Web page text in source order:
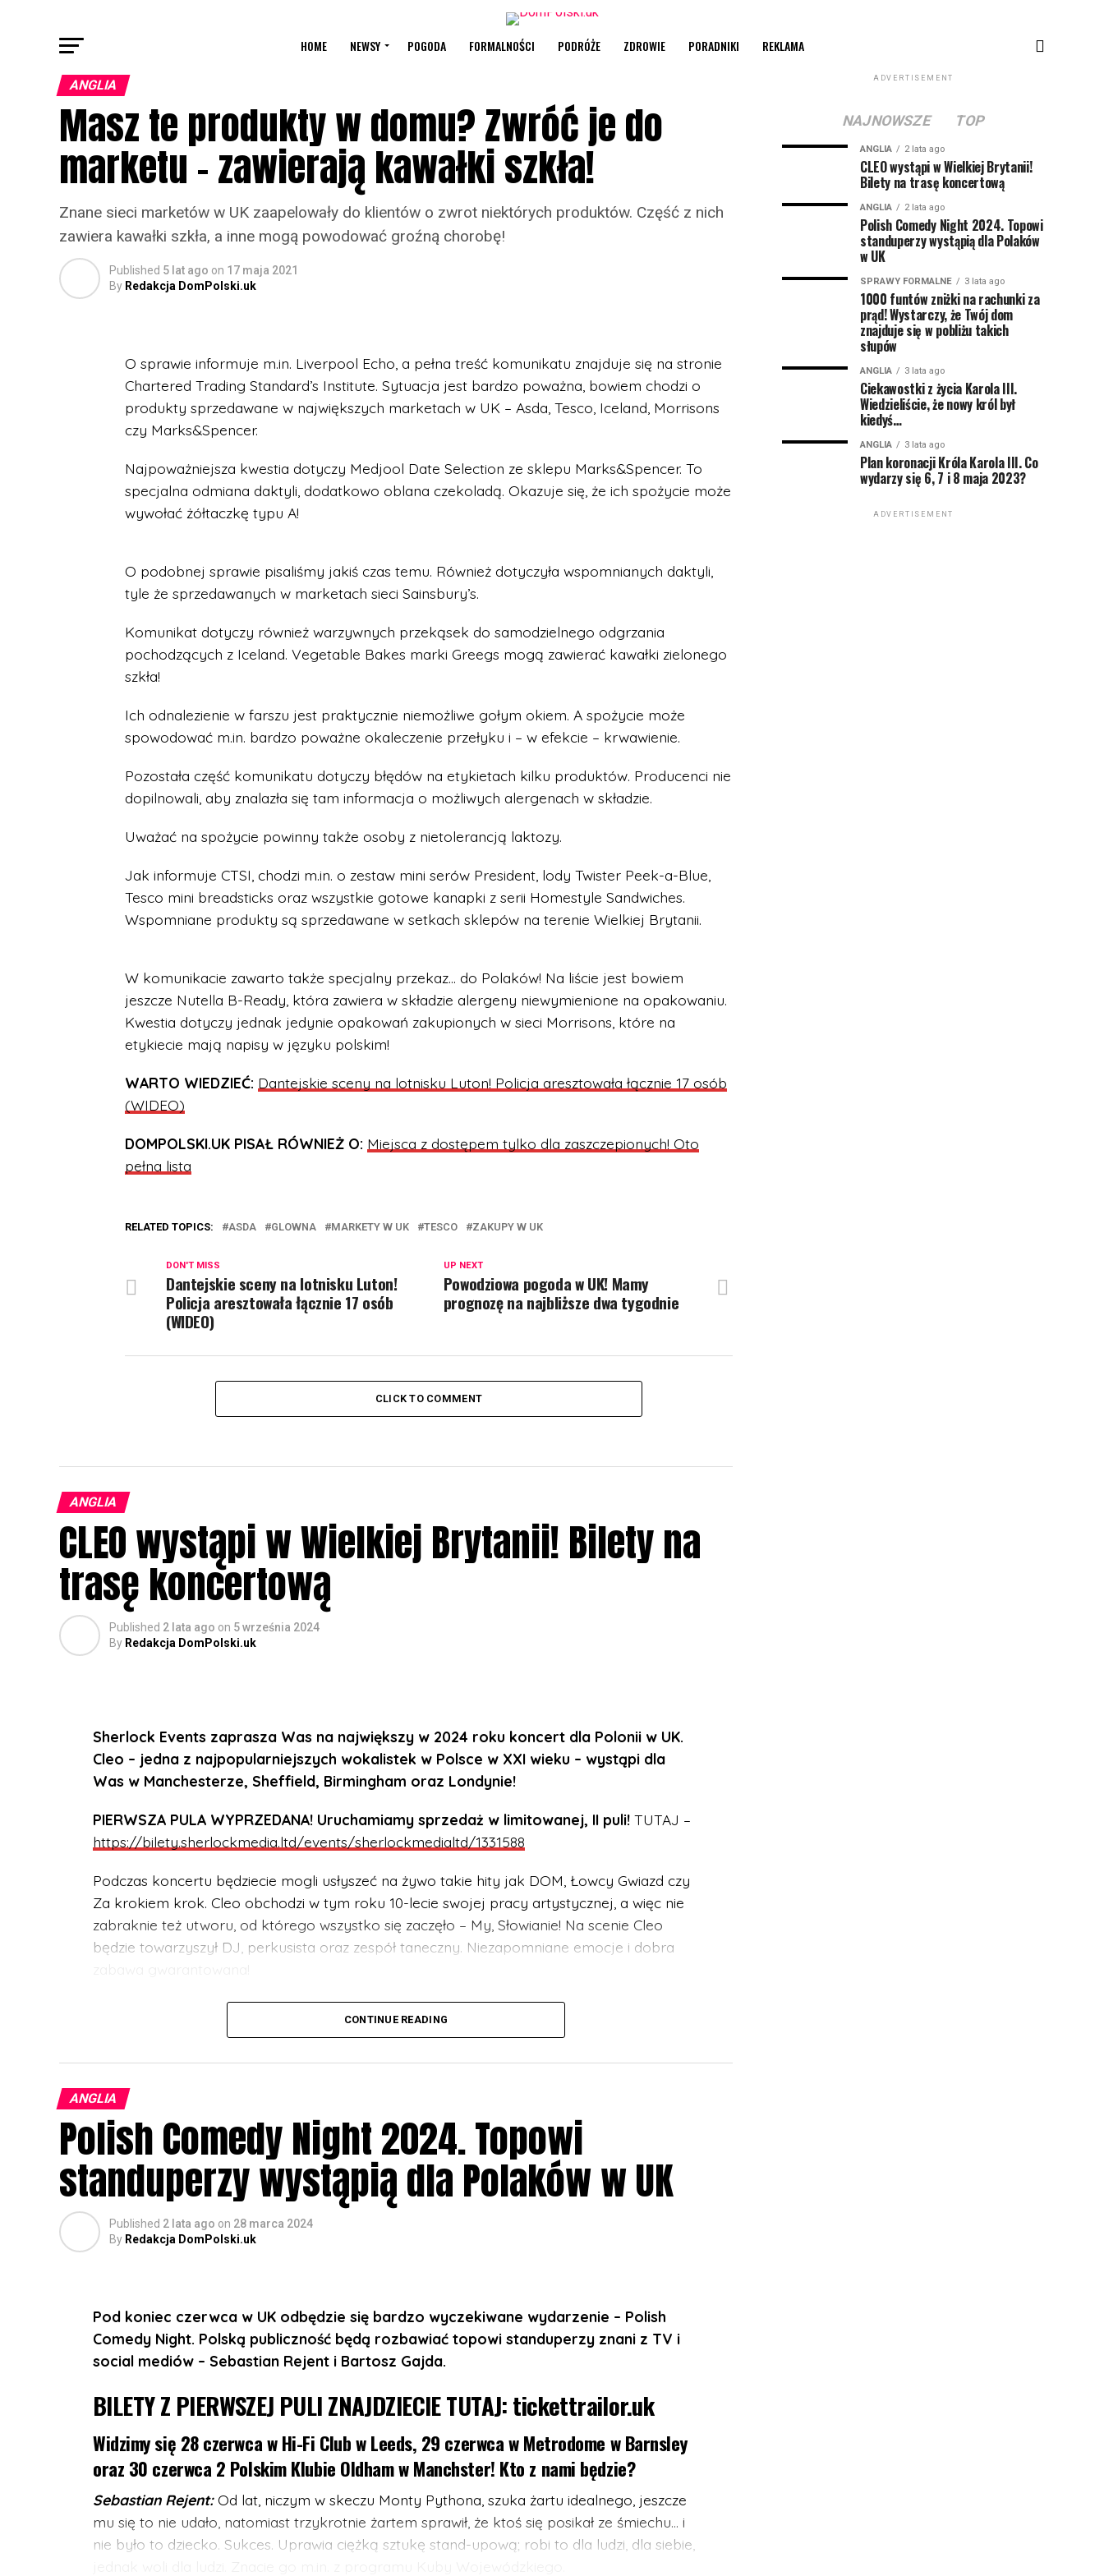
HOME NEWSY POGODA FORMALNOŚCI PODRÓŻE ZDROWIE PORADNIKI REKLAMA
ANGLIA
Masz te produkty w domu? Zwróć je do
marketu – zawierają kawałki szkła!
Znane sieci marketów w UK zaapelowały do klientów o zwrot niektórych produktów. Część z nich
zawiera kawałki szkła, a inne mogą powodować groźną chorobę!
Published 5 lat ago on 17 maja 2021
By Redakcja DomPolski.uk
O sprawie informuje m.in. Liverpool Echo, a pełna treść komunikatu znajduje się na stronie
Chartered Trading Standard’s Institute. Sytuacja jest bardzo poważna, bowiem chodzi o
produkty sprzedawane w największych marketach w UK – Asda, Tesco, Iceland, Morrisons
czy Marks&Spencer.
Najpoważniejsza kwestia dotyczy Medjool Date Selection ze sklepu Marks&Spencer. To
specjalna odmiana daktyli, dodatkowo oblana czekoladą. Okazuje się, że ich spożycie może
wywołać żółtaczkę typu A!
O podobnej sprawie pisaliśmy jakiś czas temu. Również dotyczyła wspomnianych daktyli,
tyle że sprzedawanych w marketach sieci Sainsbury’s.
Komunikat dotyczy również warzywnych przekąsek do samodzielnego odgrzania
pochodzących z Iceland. Vegetable Bakes marki Greegs mogą zawierać kawałki zielonego
szkła!
Ich odnalezienie w farszu jest praktycznie niemożliwe gołym okiem. A spożycie może
spowodować m.in. bardzo poważne okaleczenie przełyku i – w efekcie – krwawienie.
Pozostała część komunikatu dotyczy błędów na etykietach kilku produktów. Producenci nie
dopilnowali, aby znalazła się tam informacja o możliwych alergenach w składzie.
Uważać na spożycie powinny także osoby z nietolerancją laktozy.
Jak informuje CTSI, chodzi m.in. o zestaw mini serów President, lody Twister Peek-a-Blue,
Tesco mini breadsticks oraz wszystkie gotowe kanapki z serii Homestyle Sandwiches.
Wspomniane produkty są sprzedawane w setkach sklepów na terenie Wielkiej Brytanii.
W komunikacie zawarto także specjalny przekaz… do Polaków! Na liście jest bowiem
jeszcze Nutella B-Ready, która zawiera w składzie alergeny niewymienione na opakowaniu.
Kwestia dotyczy jednak jedynie opakowań zakupionych w sieci Morrisons, które na
etykiecie mają napisy w języku polskim!
WARTO WIEDZIEĆ: Dantejskie sceny na lotnisku Luton! Policja aresztowała łącznie 17 osób
(WIDEO)
DOMPOLSKI.UK PISAŁ RÓWNIEŻ O: Miejsca z dostępem tylko dla zaszczepionych! Oto
pełna lista
RELATED TOPICS: ASDA GLOWNA MARKETY W UK TESCO ZAKUPY W UK
UP NEXT
Powodziowa pogoda w UK! Mamy
prognozę na najbliższe dwa tygodnie
DON'T MISS
Dantejskie sceny na lotnisku Luton!
Policja aresztowała łącznie 17 osób
(WIDEO)
CLICK TO COMMENT
ANGLIA
CLEO wystąpi w Wielkiej Brytanii! Bilety na
trasę koncertową
Published 2 lata ago on 5 września 2024
By Redakcja DomPolski.uk
Sherlock Events zaprasza Was na największy w 2024 roku koncert dla Polonii w UK.
Cleo – jedna z najpopularniejszych wokalistek w Polsce w XXI wieku – wystąpi dla
Was w Manchesterze, Sheffield, Birmingham oraz Londynie!
PIERWSZA PULA WYPRZEDANA! Uruchamiamy sprzedaż w limitowanej, II puli! TUTAJ –
https://bilety.sherlockmedia.ltd/events/sherlockmedialtd/1331588
Podczas koncertu będziecie mogli usłyszeć na żywo takie hity jak DOM, Łowcy Gwiazd czy
Za krokiem krok. Cleo obchodzi w tym roku 10-lecie swojej pracy artystycznej, a więc nie
zabraknie też utworu, od którego wszystko się zaczęło – My, Słowianie! Na scenie Cleo
będzie towarzyszył DJ, perkusista oraz zespół taneczny. Niezapomniane emocje i dobra
UWAGA! Koncert przeznaczony jest dla wszystkich grup wiekowych. Niepełnoletni muszą
BILETY:https://bilety.sherlockmedia.ltd/events/sherlockmedialtd/1331588
Koncert odbędzie się:
10 listopada w The Flour and Flagon, 126 Grosvenor St, Manchester M1 7HL
11 listopada w Sheffield Network2, 14 Matilda St, Sheffield S1
12 listopada w The Castle and Falcon, 402 Moseley Rd, Balsall Heath, Birmingham B12 9AT
13 listopada w 229 London, 229 Great Portland St, London W1W 5PN
Początek koncertu: 20:30
REZERWACJA MIEJSC:https://bilety.sherlockmedia.ltd/events/sherlockmedialtd/1331588
CONTINUE READING
ANGLIA
Polish Comedy Night 2024. Topowi
standuperzy wystąpią dla Polaków w UK
Published 2 lata ago on 28 marca 2024
By Redakcja DomPolski.uk
Pod koniec czerwca w UK odbędzie się bardzo wyczekiwane wydarzenie – Polish
Comedy Night. Polską publiczność będą rozbawiać topowi standuperzy znani z TV i
social mediów – Sebastian Rejent i Bartosz Gajda.
BILETY Z PIERWSZEJ PULI ZNAJDZIECIE TUTAJ:tickettrailor.uk
Widzimy się 28 czerwca w Hi-Fi Club w Leeds, 29 czerwca w Metrodome w Barnsley
oraz 30 czerwca 2 Polskim Klubie Oldham w Manchster! Kto z nami będzie?
Sebastian Rejent: Od lat, niczym w skeczu Monty Pythona, szuka żartu idealnego, jeszcze
mu się to nie udało, natomiast trzykrotnie żartem sprawił, że ktoś się posikał ze śmiechu… i
nie było to dziecko. Sukces. Uprawia ciężką sztukę stand-upową; robi to dla ludzi, dla siebie,
ADVERTISEMENT
NAJNOWSZE TOP
ANGLIA 2 lata ago
CLEO wystąpi w Wielkiej Brytanii!
Bilety na trasę koncertową
ANGLIA 2 lata ago
Polish Comedy Night 2024. Topowi
standuperzy wystąpią dla Polaków
w UK
SPRAWY FORMALNE 3 lata ago
1000 funtów zniżki na rachunki za
prąd! Wystarczy, że Twój dom
znajduje się w pobliżu takich
słupów
ANGLIA 3 lata ago
Ciekawostki z życia Karola III.
Wiedzieliście, że nowy król był
kiedyś…
ANGLIA 3 lata ago
Plan koronacji Króla Karola III. Co
wydarzy się 6, 7 i 8 maja 2023?
ADVERTISEMENT